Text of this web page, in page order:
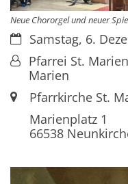
Neue Chororgel und neuer
Datum:Samstag, 6.
Von:Pfarrei St.
Marien
Ort:Pfarrkirche St.
Marienplatz 1
66538